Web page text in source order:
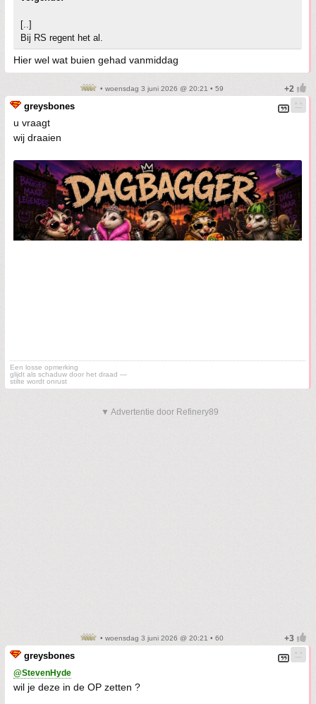
[..]
Bij RS regent het al.
Hier wel wat buien gehad vanmiddag
• woensdag 3 juni 2026 @ 20:21 • 59
greysbones
u vraagt
wij draaien
Een losse opmerking
glijdt als schaduw door het draad —
stilte wordt onrust
▼ Advertentie door Refinery89
• woensdag 3 juni 2026 @ 20:21 • 60
greysbones
@StevenHyde
wil je deze in de OP zetten ?